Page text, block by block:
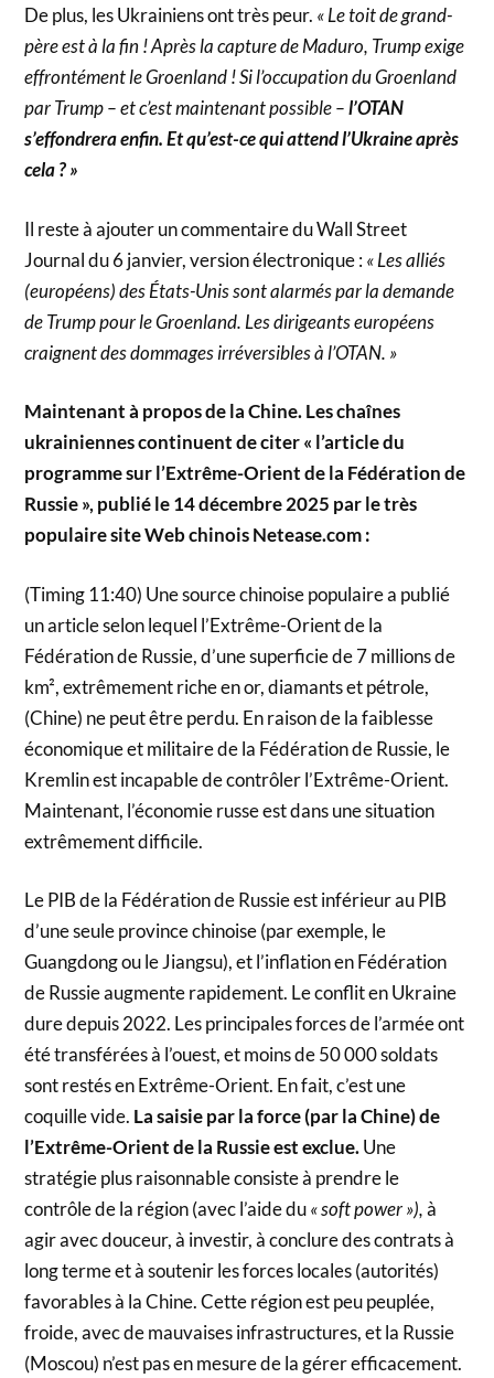
De plus, les Ukrainiens ont très peur. « Le toit de grand-
père est à la fin ! Après la capture de Maduro, Trump exige
effrontément le Groenland ! Si l’occupation du Groenland
par Trump – et c’est maintenant possible –l’OTAN
s’effondrera enfin. Et qu’est-ce qui attend l’Ukraine après
cela ? »
Il reste à ajouter un commentaire du Wall Street
Journal du 6 janvier, version électronique :« Les alliés
(européens) des États-Unis sont alarmés par la demande
de Trump pour le Groenland. Les dirigeants européens
craignent des dommages irréversibles à l’OTAN. »
Maintenant à propos de la Chine. Les chaînes
ukrainiennes continuent de citer « l’article du
programme sur l’Extrême-Orient de la Fédération de
Russie », publié le 14 décembre 2025 par le très
populaire site Web chinois Netease.com :
(Timing 11:40) Une source chinoise populaire a publié
un article selon lequel l’Extrême-Orient de la
Fédération de Russie, d’une superficie de 7 millions de
km², extrêmement riche en or, diamants et pétrole,
(Chine) ne peut être perdu. En raison de la faiblesse
économique et militaire de la Fédération de Russie, le
Kremlin est incapable de contrôler l’Extrême-Orient.
Maintenant, l’économie russe est dans une situation
extrêmement difficile.
Le PIB de la Fédération de Russie est inférieur au PIB
d’une seule province chinoise (par exemple, le
Guangdong ou le Jiangsu), et l’inflation en Fédération
de Russie augmente rapidement. Le conflit en Ukraine
dure depuis 2022. Les principales forces de l’armée ont
été transférées à l’ouest, et moins de 50 000 soldats
sont restés en Extrême-Orient. En fait, c’est une
coquille vide. La saisie par la force (par la Chine) de
l’Extrême-Orient de la Russie est exclue.Une
stratégie plus raisonnable consiste à prendre le
contrôle de la région (avec l’aide du« soft power »),à
agir avec douceur, à investir, à conclure des contrats à
long terme et à soutenir les forces locales (autorités)
favorables à la Chine. Cette région est peu peuplée,
froide, avec de mauvaises infrastructures, et la Russie
(Moscou) n’est pas en mesure de la gérer efficacement.